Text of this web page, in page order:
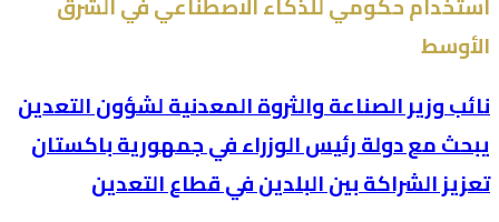
الأوسط
نائب وزير الصناعة والثروة المعدنية لشؤون التعدين
يبحث مع دولة رئيس الوزراء في جمهورية باكستان
تعزيز الشراكة بين البلدين في قطاع التعدين